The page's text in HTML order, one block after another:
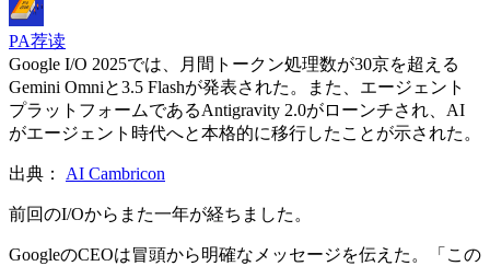
PA荐读
Google I/O 2025では、月間トークン処理数が30京を超える
Gemini Omniと3.5 Flashが発表された。また、エージェント
プラットフォームであるAntigravity 2.0がローンチされ、AI
がエージェント時代へと本格的に移行したことが示された。
出典： AI Cambricon
前回のI/Oからまた一年が経ちました。
GoogleのCEOは冒頭から明確なメッセージを伝えた。「この